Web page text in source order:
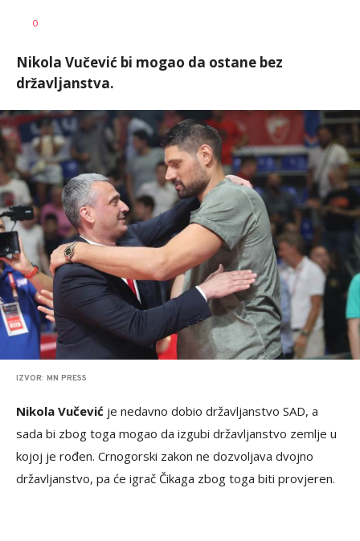
AUTOR
0
Nikola Vučević bi mogao da ostane bez
državljanstva.
IZVOR: MN PRESS
Nikola Vučević je nedavno dobio državljanstvo SAD, a
sada bi zbog toga mogao da izgubi državljanstvo zemlje u
kojoj je rođen. Crnogorski zakon ne dozvoljava dvojno
državljanstvo, pa će igrač Čikaga zbog toga biti provjeren.